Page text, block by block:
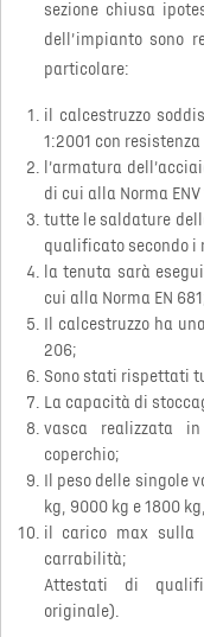
sezione chiusa
dell’impianto sono
particolare:
il calcestruzzo
1:2001 con
l’armatura
di cui alla Norma ENV
tutte le saldature
qualificato secondo i
la tenuta sarà
cui alla Norma EN
Il calcestruzzo ha
206;
Sono stati rispettati
La capacità di
vasca realizzata
coperchio;
Il peso delle singole
kg, 9000 kg e 1800
il carico max sulla
carrabilità;
Attestati di
originale).